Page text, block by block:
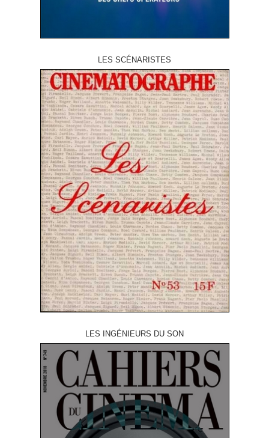
LES SCÉNARISTES
LES INGÉNIEURS DU SON